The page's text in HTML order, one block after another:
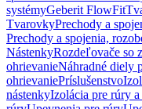
systémyGeberit FlowFit
TvarovkyPrechody a
Prechody a spojenia,
NástenkyRozdeľovače so
ohrievanieNáhradné diely
ohrievaniePríslušenstvo
nástenkyIzolácia pre rúry